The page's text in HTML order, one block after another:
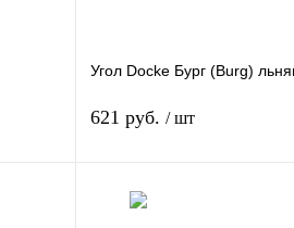
Угол Docke Бург (Burg)
621 руб. / шт